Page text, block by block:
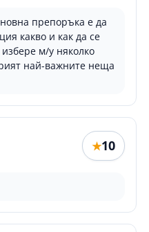
препоръка е да
какво и как да се
м/у няколко
най-важните неща
★10